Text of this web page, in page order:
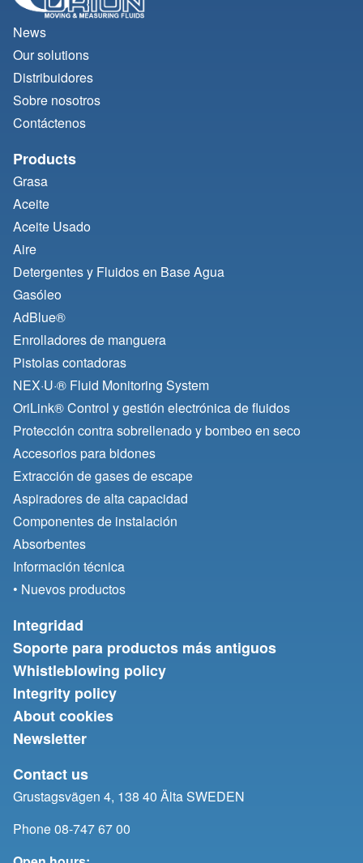
News
Our solutions
Distribuidores
Sobre nosotros
Contáctenos
Products
Grasa
Aceite
Aceite Usado
Aire
Detergentes y Fluidos en Base Agua
Gasóleo
AdBlue®
Enrolladores de manguera
Pistolas contadoras
NEX·U·® Fluid Monitoring System
OriLink® Control y gestión electrónica de fluidos
Protección contra sobrellenado y bombeo en seco
Accesorios para bidones
Extracción de gases de escape
Aspiradores de alta capacidad
Componentes de instalación
Absorbentes
Información técnica
• Nuevos productos
Integridad
Soporte para productos más antiguos
Whistleblowing policy
Integrity policy
About cookies
Newsletter
Contact us
Grustagsvägen 4, 138 40 Älta SWEDEN
Phone 08-747 67 00